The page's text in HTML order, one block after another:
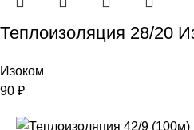
Теплоизоляция 28/20
Изоком
90 ₽